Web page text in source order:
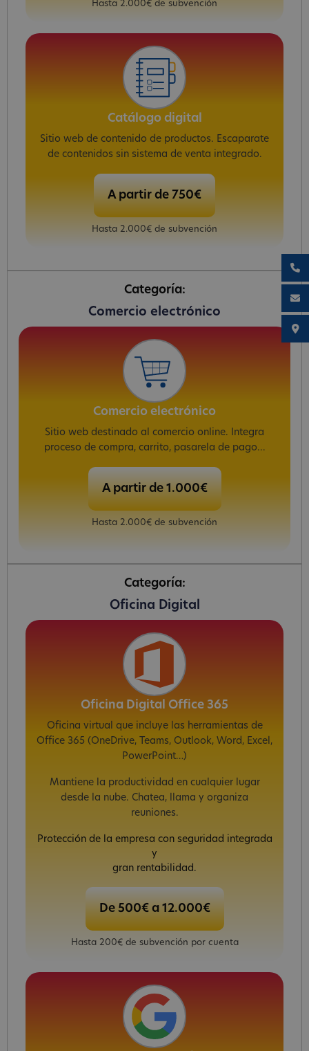
Hasta 2.000€ de subvención
Catálogo digital
Sitio web de contenido de productos. Escaparate
de contenidos sin sistema de venta integrado.
A partir de 750€
Hasta 2.000€ de subvención
Categoría:
Comercio electrónico
Comercio electrónico
Sitio web destinado al comercio online. Integra
proceso de compra, carrito, pasarela de pago...
A partir de 1.000€
Hasta 2.000€ de subvención
Categoría:
Oficina Digital
Oficina Digital Office 365
Oficina virtual que incluye las herramientas de
Office 365 (OneDrive, Teams, Outlook, Word, Excel,
PowerPoint…)
Mantiene la productividad en cualquier lugar
desde la nube. Chatea, llama y organiza
reuniones.
Protección de la empresa con seguridad integrada
y
gran rentabilidad.
De 500€ a 12.000€
Hasta 200€ de subvención por cuenta